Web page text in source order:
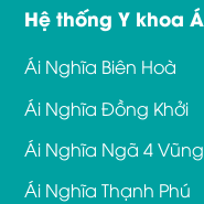
Hệ thống Y khoa
Ái Nghĩa Biên Hoà
Ái Nghĩa Đồng Khởi
Ái Nghĩa Ngã 4
Ái Nghĩa Thạnh Phú